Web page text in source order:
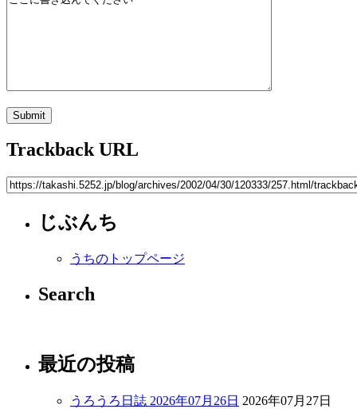
Trackback URL
じぶんち
うちのトップページ
Search
最近の投稿
うろうろ日誌 2026年07月26日 2026年07月27日